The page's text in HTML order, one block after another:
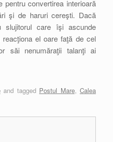
convertirea interioară
şi de haruri cereşti. Dacă
slujitorul care îşi ascunde
el oare faţă de cel
săi nenumăraţii talanţi ai
and tagged Postul Mare, Calea